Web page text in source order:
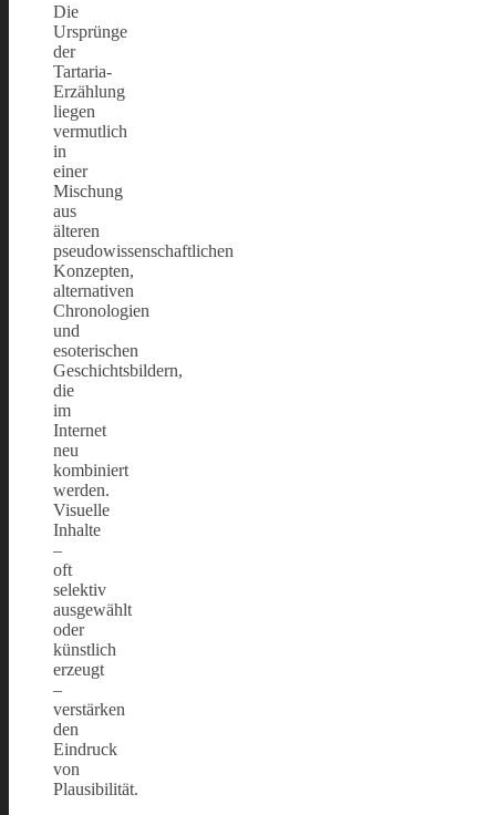
Die
Ursprünge
der
Tartaria-
Erzählung
liegen
vermutlich
in
einer
Mischung
aus
älteren
pseudowissenschaftlichen
Konzepten,
alternativen
Chronologien
und
esoterischen
Geschichtsbildern,
die
im
Internet
neu
kombiniert
werden.
Visuelle
Inhalte
–
oft
selektiv
ausgewählt
oder
künstlich
erzeugt
–
verstärken
den
Eindruck
von
Plausibilität.